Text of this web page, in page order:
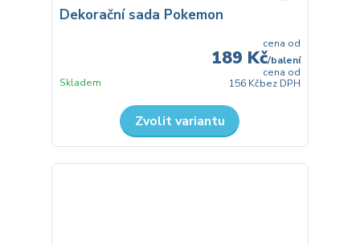
Dekorační sada Pokemon
cena od
189 Kč/balení
cena od
156 Kčbez DPH
Skladem
Zvolit variantu